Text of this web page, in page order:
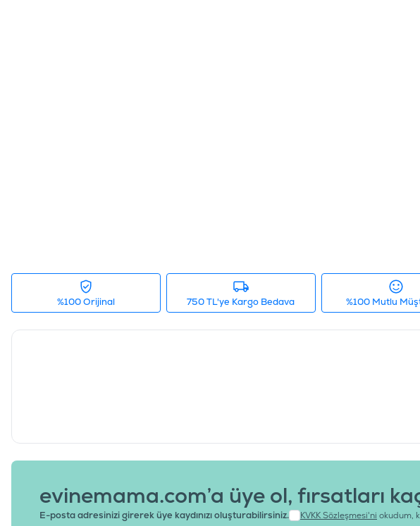
%100 Orijinal 750 TL'ye Kargo Bedava %100 Mutlu
evinemama.com’a üye ol, fırsatları
E-posta adresinizi girerek üye kaydınızı oluşturabilirsiniz. KVKK Sözleşmesi'ni okudum,